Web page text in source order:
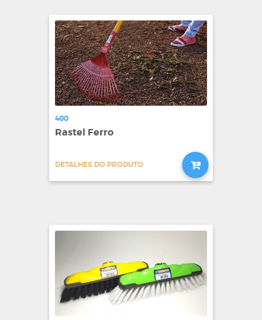
400
Rastel Ferro
DETALHES DO PRODUTO